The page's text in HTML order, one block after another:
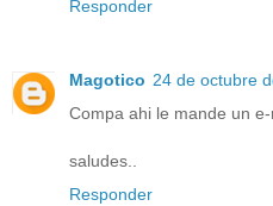
Responder
Magotico 24 de octubre
Compa ahi le mande un
saludes..
Responder